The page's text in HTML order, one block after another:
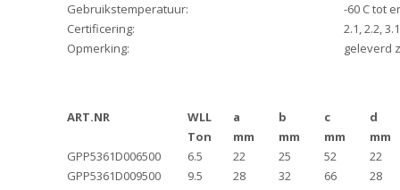
Gebruikstemperatuur:
-60 C tot
Certificering:
2.1, 2.2,
Opmerking:
geleverd
ART.NR WLL a b c
d
Ton
mm mm mm
mm
GPP5361D006500
6.5 22 25 52
22
GPP5361D009500
9.5 28 32 66
28